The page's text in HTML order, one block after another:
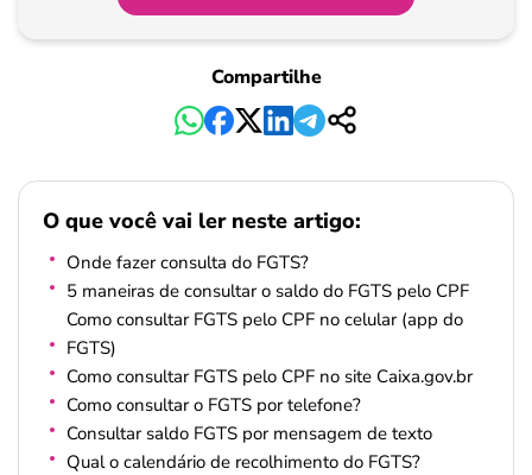
Compartilhe
O que você vai ler neste artigo:
Onde fazer consulta do FGTS?
5 maneiras de consultar o saldo do FGTS pelo CPF
Como consultar FGTS pelo CPF no celular (app do
FGTS)
Como consultar FGTS pelo CPF no site Caixa.gov.br
Como consultar o FGTS por telefone?
Consultar saldo FGTS por mensagem de texto
Qual o calendário de recolhimento do FGTS?